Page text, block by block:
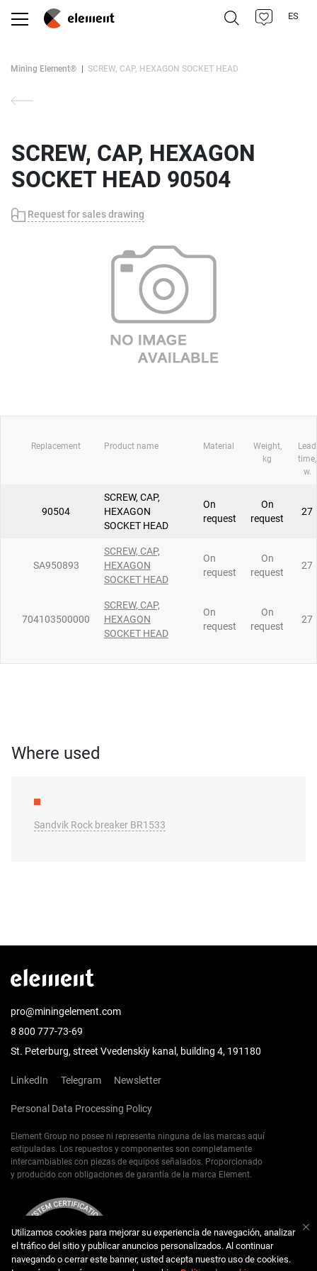
ES
Mining Element® SCREW, CAP, HEXAGON SOCKET HEAD
SCREW, CAP, HEXAGON
SOCKET HEAD 90504
Request for sales drawing
Replacement Product name Material
Weight,
kg
Lead
time,
w.
90504
SCREW, CAP,
HEXAGON
SOCKET HEAD
On
request
On
request
27
SA950893
SCREW, CAP,
HEXAGON
SOCKET HEAD
On
request
On
request
27
704103500000
SCREW, CAP,
HEXAGON
SOCKET HEAD
On
request
On
request
27
Where used
Sandvik Rock breaker BR1533
Utilizamos cookies para mejorar su experiencia de navegación, analizar
el tráfico del sitio y publicar anuncios personalizados. Al continuar
navegando o cerrar este banner, usted acepta nuestro uso de cookies.
pro@miningelement.com
8 800 777-73-69
St. Peterburg, street Vvedenskiy kanal, building 4, 191180
LinkedIn Telegram Newsletter
Personal Data Processing Policy
Element Group no posee ni representa ninguna de las marcas aquí
estipuladas. Los repuestos y componentes son completamente
intercambiables con piezas de equipos señalados. Proporcionado
y producido con obligaciones de garantía de la marca Element.